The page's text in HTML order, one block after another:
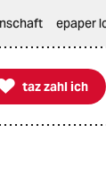
epaper
zahl ich
taz zahl ich